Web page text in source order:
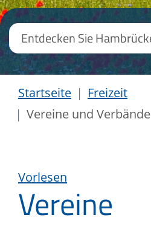
Startseite
Freizeit
Vereine und Verbände
Vorlesen
Vereine